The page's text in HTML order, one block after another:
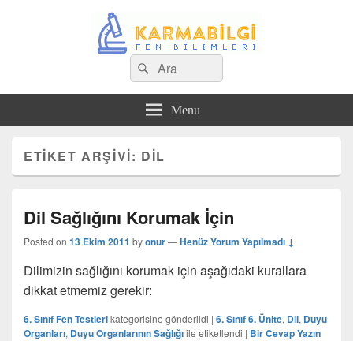
Search
for:
Ara
Menu
ETIKET ARŞIVI: DIL
Dil Sağlığını Korumak İçin
Posted on 13 Ekim 2011 byonur—Henüz Yorum Yapılmadı ↓
Dilimizin sağlığını korumak için aşağıdaki kurallara
dikkat etmemiz gerekir:
6. Sınıf Fen Testlerikategorisine gönderildi | 6. Sınıf 6. Ünite, Dil, Duyu
Organları, Duyu Organlarının Sağlığıile etiketlendi | Bir Cevap Yazın